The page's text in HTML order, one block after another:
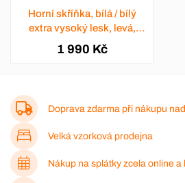
Horní skříňka, bílá / bílý
extra vysoký lesk, levá,
AURORA G40
1 990 Kč
Doprava zdarma při nákupu nad
Velká vzorková prodejna
Nákup na splátky zcela online a